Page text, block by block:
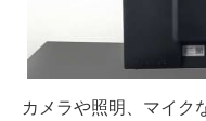
カメラや照明、マイク